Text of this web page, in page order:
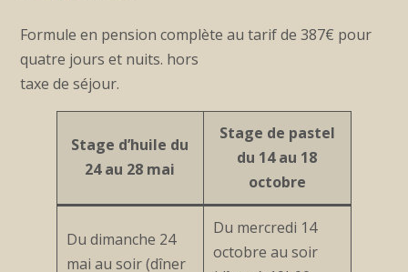
Formule en pension complète au tarif de 387€ pour
quatre jours et nuits. hors
taxe de séjour.
Stage d’huile du
24 au 28 mai
Stage de pastel
du 14 au 18
octobre
Du dimanche 24
mai au soir (dîner
Du mercredi 14
octobre au soir